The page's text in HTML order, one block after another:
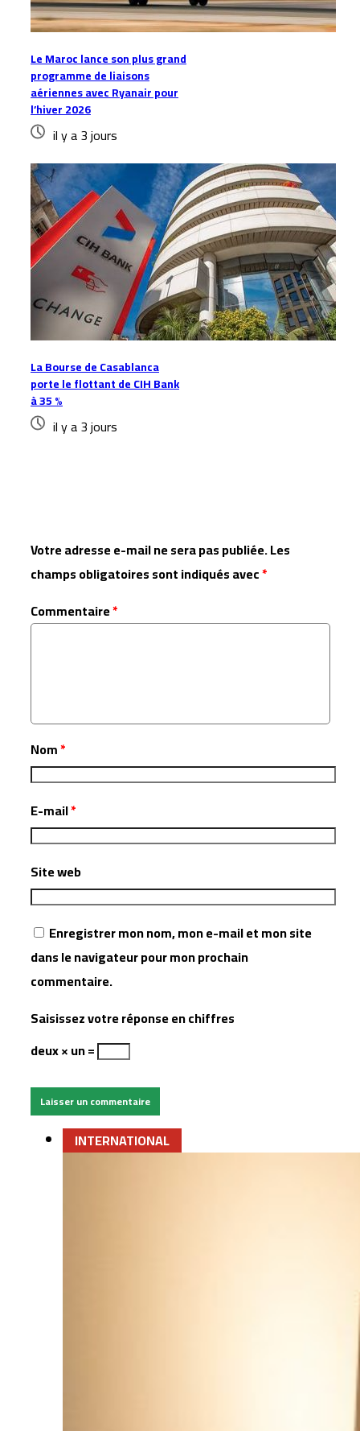
Le Maroc lance son plus grand
programme de liaisons
aériennes avec Ryanair pour
l’hiver 2026
il y a 3 jours
La Bourse de Casablanca
porte le flottant de CIH Bank
à 35 %
il y a 3 jours
Votre adresse e-mail ne sera pas publiée.Les
champs obligatoires sont indiqués avec*
Commentaire*
Nom*
E-mail*
Site web
Enregistrer mon nom, mon e-mail et mon site
dans le navigateur pour mon prochain
commentaire.
Saisissez votre réponse en chiffres
deux × un =
INTERNATIONAL